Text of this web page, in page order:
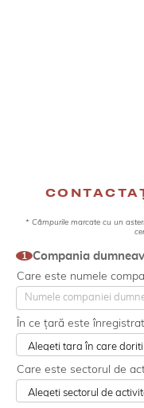
Contact
* Câmpurile marcate cu un
1 Compania
Care este numele
În ce țară este
Care este sectorul de